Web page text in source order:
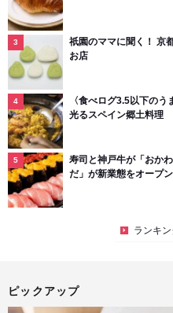
祇園のママに聞く！ 京
お店
〈食べログ3.5以下の
光るスペイン郷土料理
寿司と神戸牛が「おか
だ」が新業態をオープ
ランキ
ピックアップ